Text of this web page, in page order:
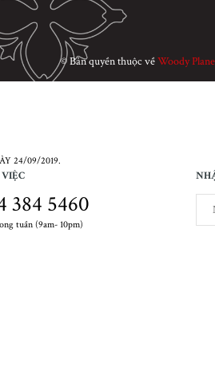
© Bản quyền thuộc vềWoody
24/09/2019.
384 5460
tuần (9am- 10pm)